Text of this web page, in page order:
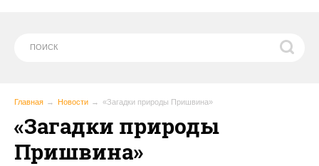
Главная Новости «Загадки природы Пришвина»
«Загадки природы
Пришвина»